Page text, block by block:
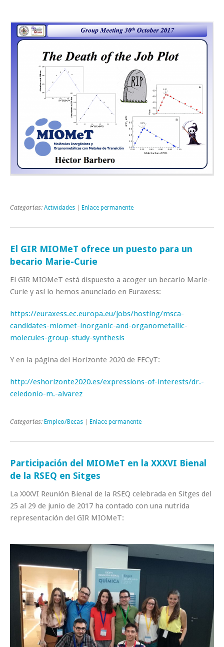
Categorías: Actividades Enlace permanente
El GIR MIOMeT ofrece un puesto para un
becario Marie-Curie
El GIR MIOMeT está dispuesto a acoger un becario Marie-
Curie y así lo hemos anunciado en Euraxess:
https://euraxess.ec.europa.eu/jobs/hosting/msca-
candidates-miomet-inorganic-and-organometallic-
molecules-group-study-synthesis
Y en la página del Horizonte 2020 de FECyT:
http://eshorizonte2020.es/expressions-of-interests/dr.-
celedonio-m.-alvarez
Categorías: Empleo/Becas Enlace permanente
Participación del MIOMeT en la XXXVI Bienal
de la RSEQ en Sitges
La XXXVI Reunión Bienal de la RSEQ celebrada en Sitges del
25 al 29 de junio de 2017 ha contado con una nutrida
representación del GIR MIOMeT: